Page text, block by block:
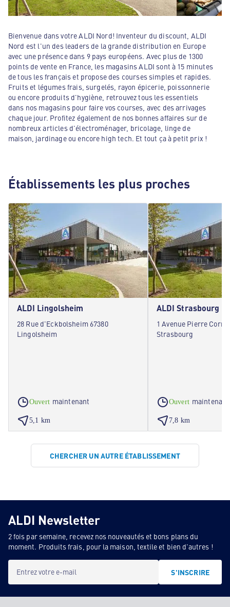
Bienvenue dans votre ALDI Nord! Inventeur du discount, ALDI
Nord est l'un des leaders de la grande distribution en Europe
avec une présence dans 9 pays européens. Avec plus de 1300
points de vente en France, les magasins ALDI sont à 15 minutes
de tous les français et propose des courses simples et rapides.
Fruits et légumes frais, surgelés, rayon épicerie, poissonnerie
ou encore produits d'hygiène, retrouvez tous les essentiels
dans nos magasins pour faire vos courses, avec des arrivages
chaque jour. Profitez également de nos bonnes affaires sur de
nombreux articles d'électroménager, bricolage, linge de
maison, jardinage ou encore high tech. Et tout ça à petit prix !
Établissements les plus proches
ALDI Lingolsheim
28 Rue d'Eckbolsheim 67380
Lingolsheim
Ouvert maintenant
5,1 km
ALDI Strasbourg
1 Avenue Pierre
Strasbourg
Ouvert maintenant
7,8 km
CHERCHER UN AUTRE ÉTABLISSEMENT
ALDI Newsletter
2 fois par semaine, recevez nos nouveautés et bons plans du
moment. Produits frais, pour la maison, textile et bien d'autres !
Entrez votre e-mail S'INSCRIRE